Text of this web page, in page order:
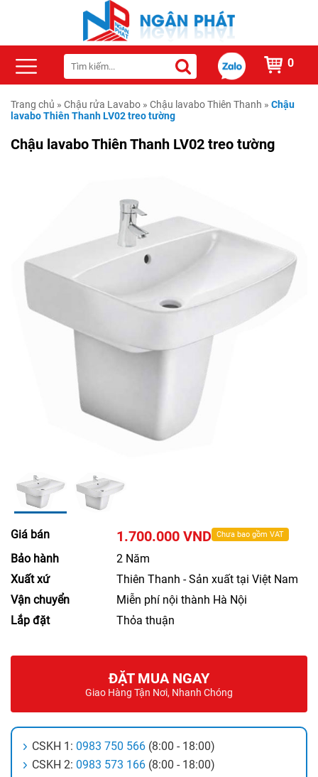
0
Trang chủ » Chậu rửa Lavabo » Chậu lavabo Thiên Thanh » Chậu
lavabo Thiên Thanh LV02 treo tường
Chậu lavabo Thiên Thanh LV02 treo tường
Giá bán 1.700.000 VND Chưa bao gồm VAT
Bảo hành
2 Năm
Xuất xứ
Thiên Thanh - Sản xuất tại Việt Nam
Vận chuyển
Miễn phí nội thành Hà Nội
Lắp đặt
Thỏa thuận
ĐẶT MUA NGAY
Giao Hàng Tận Nơi, Nhanh Chóng
CSKH 1: 0983 750 566 (8:00 - 18:00)
CSKH 2: 0983 573 166 (8:00 - 18:00)